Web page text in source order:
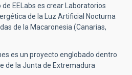
EELabs es crear Laboratorios
de la Luz Artificial Nocturna
de la Macaronesia (Canarias,
es un proyecto englobado dentro
de la Junta de Extremadura